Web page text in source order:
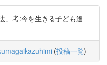
」考:今を生きる子ども達
(投稿一覧)